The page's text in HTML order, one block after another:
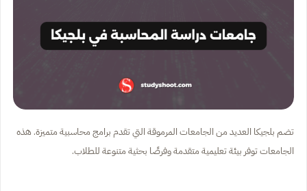
تضم بلجيكا العديد من الجامعات المرموقة التي تقدم برامج محاسبية متميزة. هذه
الجامعات توفر بيئة تعليمية متقدمة وفرصًا بحثية متنوعة للطلاب.